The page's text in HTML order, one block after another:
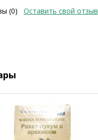
(0) Оставить свой отзыв